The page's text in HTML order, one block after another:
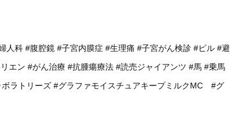
人科 #腹腔鏡 #子宮内膜症 #生理痛 #子宮がん検診 #ピル #避
エン #がん治療 #抗腫瘍療法 #読売ジャイアンツ #馬 #乗馬
ラトリーズ #グラファモイスチュアキープミルクMC
#グ